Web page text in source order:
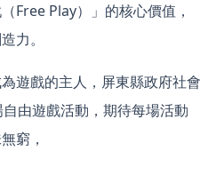
Free Play）」的核心價值，
力。
遊戲的主人，屏東縣政府社會
由遊戲活動，期待每場活動
窮，